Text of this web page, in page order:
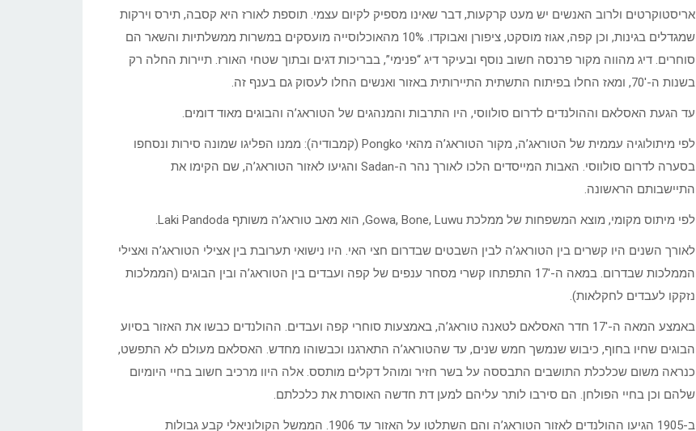
אריסטוקרטים ולרוב האנשים יש מעט קרקעות, דבר שאינו מספיק לקיום עצמי. תוספת לאורז היא קסבה, תירס וירקות
שמגדלים בגינות, וכן קפה, אגוז מוסקט, ציפורן ואבוקדו. 10% מהאוכלוסייה מועסקים במשרות ממשלתיות והשאר הם
סוחרים. דיג מהווה מקור פרנסה חשוב נוסף ובעיקר דיג “פנימי”, בבריכות דגים ובתוך שטחי האורז. תיירות החלה רק
בשנות ה-70′, ומאז החלו בפיתוח התשתית התיירותית באזור ואנשים החלו לעסוק גם בענף זה.
עד הגעת האסלאם וההולנדים לדרום סולווסי, היו התרבות והמנהגים של הטוראג’ה והבוגים מאוד דומים.
לפי מיתולוגיה עממית של הטוראג’ה, מקור הטוראג’ה מהאי Pongko (קמבודיה): ממנו הפליגו שמונה סירות ונסחפו
בסערה לדרום סולווסי. האבות המייסדים הלכו לאורך נהר ה-Sadan והגיעו לאזור הטוראג’ה, שם הקימו את
התיישבותם הראשונה.
לפי מיתוס מקומי, מוצא המשפחות של ממלכת Gowa, Bone, Luwu, הוא מאב טוראג’ה משותף Laki Pandoda.
לאורך השנים היו קשרים בין הטוראג’ה לבין השבטים שבדרום חצי האי. היו נישואי תערובת בין אצילי הטוראג’ה ואצילי
הממלכות שבדרום. במאה ה-17′ התפתחו קשרי מסחר ענפים של קפה ועבדים בין הטוראג’ה ובין הבוגים (הממלכות
נזקקו לעבדים לחקלאות).
באמצע המאה ה-17′ חדר האסלאם לטאנה טוראג’ה, באמצעות סוחרי קפה ועבדים. ההולנדים כבשו את האזור בסיוע
הבוגים שחיו בחוף, כיבוש שנמשך חמש שנים, עד שהטוראג’ה התארגנו וכבשוהו מחדש. האסלאם מעולם לא התפשט,
כנראה משום שכלכלת התושבים התבססה על בשר חזיר ומוהל דקלים מותסס. אלה היוו מרכיב חשוב בחיי היומיום
שלהם וכן בחיי הפולחן. הם סירבו לותר עליהם למען דת חדשה האוסרת את כלכלתם.
ב-1905 הגיעו ההולנדים לאזור הטוראג’ה והם השתלטו על האזור עד 1906. הממשל הקולוניאלי קבע גבולות